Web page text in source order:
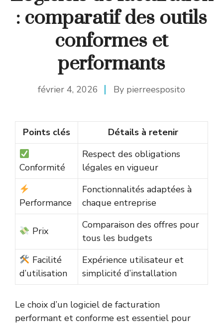
: comparatif des outils
conformes et
performants
février 4, 2026 By pierreesposito
Points clés Détails à retenir
Conformité
Respect des obligations
légales en vigueur
Performance
Fonctionnalités adaptées à
chaque entreprise
Prix
Comparaison des offres pour
tous les budgets
Facilité
d’utilisation
Expérience utilisateur et
simplicité d’installation
Le choix d’un logiciel de facturation
performant et conforme est essentiel pour